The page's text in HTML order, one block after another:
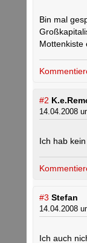
Bin mal
Mottenkiste
#2
14.04.2008
Ich hab
#3 Stefan
14.04.2008
Ich auch